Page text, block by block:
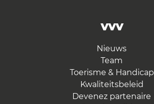
VVV
Nieuws
Team
Toerisme & Handicap
Kwaliteitsbeleid
Devenez partenaire